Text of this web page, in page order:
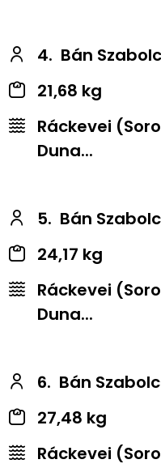
4. Bán
21,68 kg
Ráckevei
Duna...
5. Bán
24,17 kg
Ráckevei
Duna...
6. Bán
27,48 kg
Ráckevei